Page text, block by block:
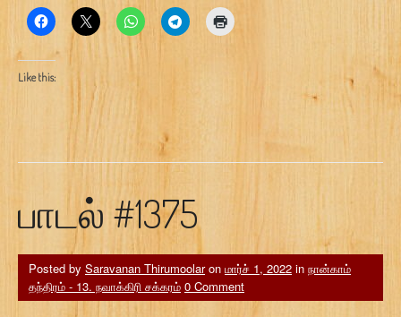
Like this:
பாடல் #1375
Posted by Saravanan Thirumoolaron மார்ச் 1, 2022 in நான்காம்
தந்திரம் - 13. நவாக்கிரி சக்கரம் 0 Comment